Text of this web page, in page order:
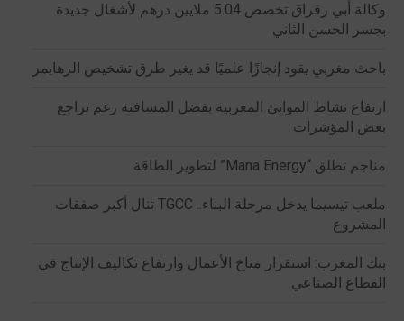
وكالة أبي رقراق تخصص 5.04 ملايين درهم لأشغال جديدة
بجسر الحسن الثاني
باحث مغربي يقود إنجازًا علميًا قد يغير طرق تشخيص الزهايمر
ارتفاع نشاط الموانئ المغربية بفضل المسافنة رغم تراجع
بعض المؤشرات
مناجم تطلق “Mana Energy” لتطوير الطاقة
ملعب تيسيما يدخل مرحلة البناء.. TGCC تنال أكبر صفقات
المشروع
بنك المغرب: استقرار مناخ الأعمال وارتفاع تكاليف الإنتاج في
القطاع الصناعي